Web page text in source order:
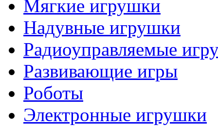
Мягкие игрушки
Надувные игрушки
Радиоуправляемые
Развивающие игры
Роботы
Электронные игрушки